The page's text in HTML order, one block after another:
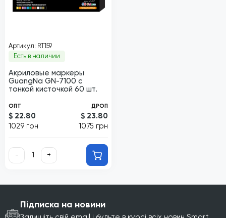
Артикул: RT159
Есть в наличии
Акриловые маркеры
GuangNa GN-7100 с
тонкой кисточкой 60 шт.
ОПТ
$ 22.80
1029 грн
ДРОП
$ 23.80
1075 грн
- +
Підписка на новини